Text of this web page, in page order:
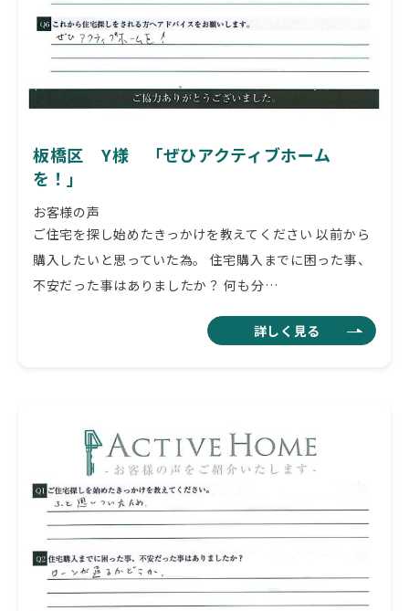
板橋区 Y様 「ぜひアクティブホーム
を！」
お客様の声
ご住宅を探し始めたきっかけを教えてください 以前から
購入したいと思っていた為。 住宅購入までに困った事、
不安だった事はありましたか？ 何も分…
詳しく見る